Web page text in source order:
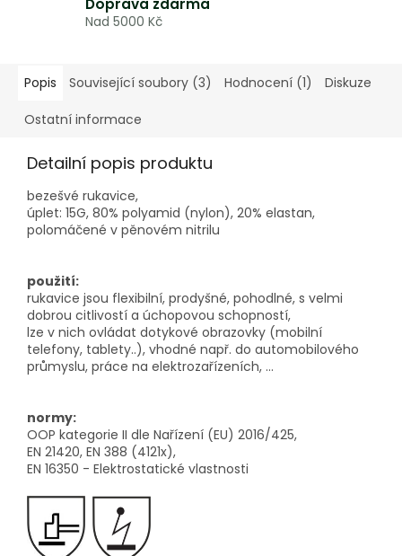
Doprava zdarma
Nad 5000 Kč
Popis Související soubory (3) Hodnocení (1) Diskuze
Ostatní informace
Detailní popis produktu
bezešvé rukavice,
úplet: 15G, 80% polyamid (nylon), 20% elastan,
polomáčené v pěnovém nitrilu
použití:
rukavice jsou flexibilní, prodyšné, pohodlné, s velmi
dobrou citlivostí a úchopovou schopností,
lze v nich ovládat dotykové obrazovky (mobilní
telefony, tablety..), vhodné např. do automobilového
průmyslu, práce na elektrozařízeních, ...
normy:
OOP kategorie II dle Nařízení (EU) 2016/425,
EN 21420, EN 388 (4121x),
EN 16350 - Elektrostatické vlastnosti